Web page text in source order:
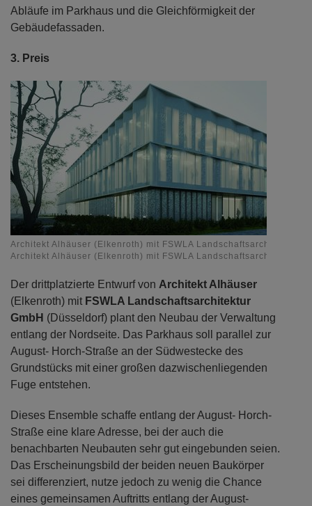
Abläufe im Parkhaus und die Gleichförmigkeit der
Gebäudefassaden.
3. Preis
Architekt Alhäuser (Elkenroth) mit FSWLA Landschaftsarchitektur
Architekt Alhäuser (Elkenroth) mit FSWLA Landschaftsarchitektur
Der drittplatzierte Entwurf von Architekt Alhäuser
(Elkenroth) mit FSWLA Landschaftsarchitektur
GmbH (Düsseldorf) plant den Neubau der Verwaltung
entlang der Nordseite. Das Parkhaus soll parallel zur
August- Horch-Straße an der Südwestecke des
Grundstücks mit einer großen dazwischenliegenden
Fuge entstehen.
Dieses Ensemble schaffe entlang der August- Horch-
Straße eine klare Adresse, bei der auch die
benachbarten Neubauten sehr gut eingebunden seien.
Das Erscheinungsbild der beiden neuen Baukörper
sei differenziert, nutze jedoch zu wenig die Chance
eines gemeinsamen Auftritts entlang der August-